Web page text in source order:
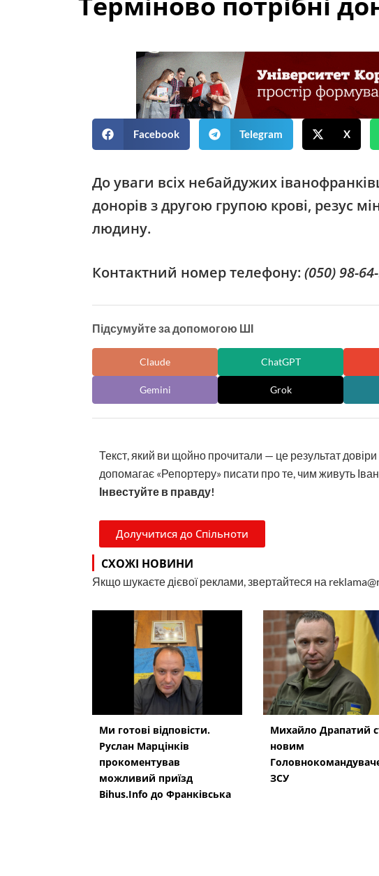
Facebook Telegram X
До уваги всіх небайдужих
донорів з другою групою крові, резус
людину.
Контактний номер телефону:(050) 98-
Підсумуйте за допомогою ШІ
Claude ChatGPT
Gemini Grok
Текст, який ви щойно прочитали — це результат
допомагає «Репортеру» писати про те, чим живуть
Інвестуйте в правду!
Долучитися до Спільноти
СХОЖІ НОВИНИ
Якщо шукаєте дієвої реклами, звертайтеся на
Ми готові відповісти.
Руслан Марцінків
прокоментував
можливий приїзд
Bihus.Info до Франківська
Михайло Драпатий
новим
ЗСУ